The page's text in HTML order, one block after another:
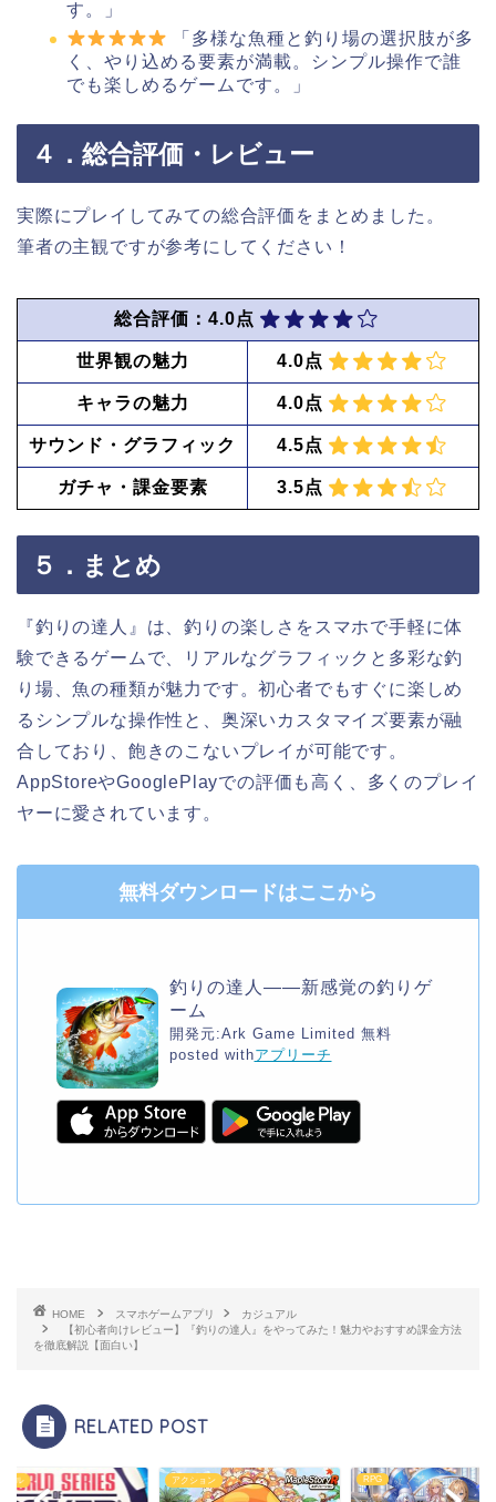
す。」
「多様な魚種と釣り場の選択肢が多
く、やり込める要素が満載。シンプル操作で誰
でも楽しめるゲームです。」
４．総合評価・レビュー
実際にプレイしてみての総合評価をまとめました。
筆者の主観ですが参考にしてください！
総合評価：4.0点
世界観の魅力 4.0点
キャラの魅力 4.0点
サウンド・グラフィック 4.5点
ガチャ・課金要素 3.5点
５．まとめ
『釣りの達人』は、釣りの楽しさをスマホで手軽に体
験できるゲームで、リアルなグラフィックと多彩な釣
り場、魚の種類が魅力です。初心者でもすぐに楽しめ
るシンプルな操作性と、奥深いカスタマイズ要素が融
合しており、飽きのこないプレイが可能です。
AppStoreやGooglePlayでの評価も高く、多くのプレイ
ヤーに愛されています。
無料ダウンロードはここから
釣りの達人——新感覚の釣りゲ
ーム
開発元:Ark Game Limited 無料
posted withアプリーチ
HOME スマホゲームアプリ
カジュアル
【初心者向けレビュー】『釣りの達人』をやってみた！魅力やおすすめ課金方法
を徹底解説【面白い】
RELATED POST
アル アクション RPG